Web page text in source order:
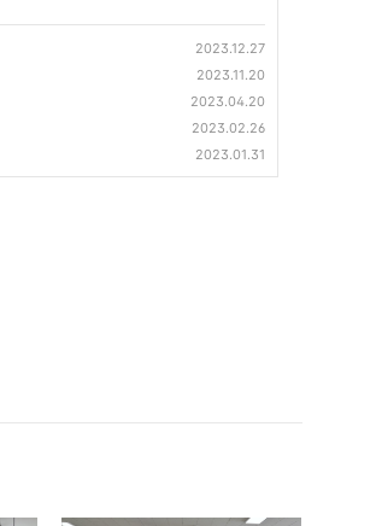
2023.12.27
2023.11.20
2023.04.20
2023.02.26
2023.01.31